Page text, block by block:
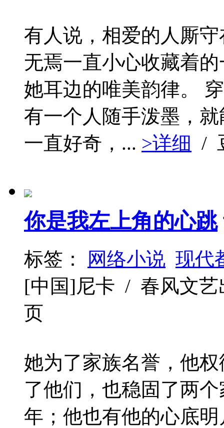
有人说，相爱的人厮
无焉一直小心收藏着
她耳边的唯美韵律。
有一个人随手泼墨，
一直好奇，... >详细 /
你是我左上角的心跳
标签： 网络小说 现代
[中国]尼卡 / 春风文艺
页
她为了家族名誉，他
了他们，也稳固了两
年；他也有他的心底